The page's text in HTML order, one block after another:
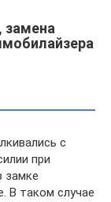
замена
с
при
замке
В таком случае